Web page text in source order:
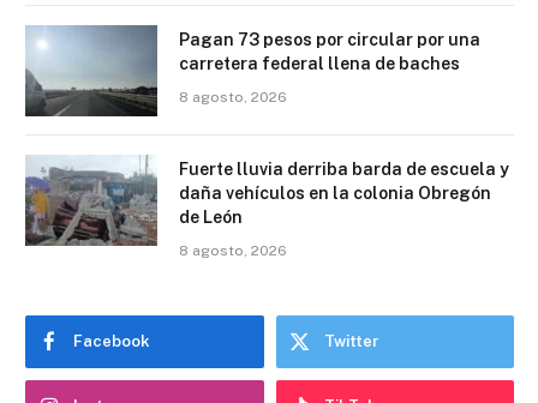
Pagan 73 pesos por circular por una
carretera federal llena de baches
8 agosto, 2026
Fuerte lluvia derriba barda de escuela y
daña vehículos en la colonia Obregón
de León
8 agosto, 2026
Facebook Twitter